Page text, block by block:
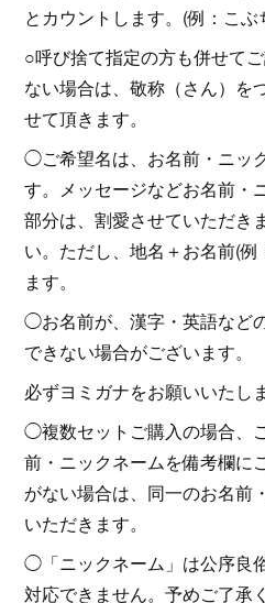
とカウントします。(例：こ
○呼び捨て指定の方も併せて
ない場合は、敬称（さん）を
せて頂きます。
◯ご希望名は、お名前・ニッ
す。メッセージなどお名前・
部分は、割愛させていただき
い。ただし、地名＋お名前(
ます。
◯お名前が、漢字・英語など
できない場合がございます。
必ずヨミガナをお願いいたしま
◯複数セットご購入の場合、
前・ニックネームを備考欄に
がない場合は、同一のお名前
いただきます。
◯「ニックネーム」は公序良
対応できません。予めご了承